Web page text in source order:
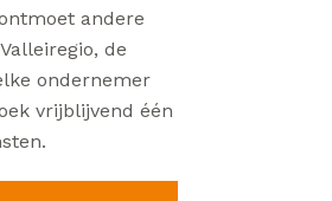
andere
de
ondernemer
vrijblijvend één